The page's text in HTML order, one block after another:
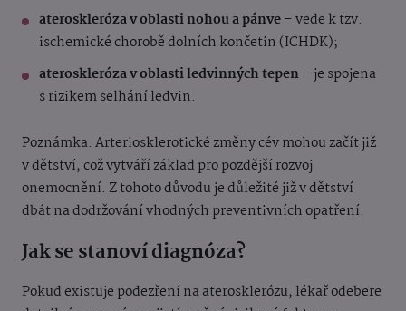
ateroskleróza v oblasti nohou a pánve– vede k tzv.
ischemické chorobě dolních končetin (ICHDK);
ateroskleróza v oblasti ledvinných tepen– je spojena
s rizikem selhání ledvin.
Poznámka: Arteriosklerotické změny cév mohou začít již
v dětství, což vytváří základ pro pozdější rozvoj
onemocnění. Z tohoto důvodu je důležité již v dětství
dbát na dodržování vhodných preventivních opatření.
Jak se stanoví diagnóza?
Pokud existuje podezření na aterosklerózu, lékař odebere